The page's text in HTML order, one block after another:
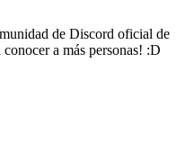
de Discord oficial de
a más personas! :D